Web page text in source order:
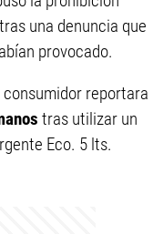
una denuncia que
provocado.
consumidor reportara
tras utilizar un
Eco. 5 lts.